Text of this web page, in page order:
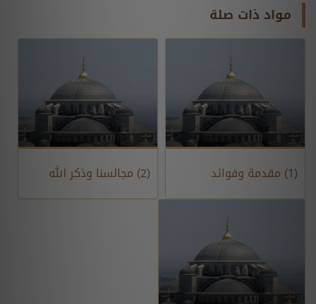
مواد ذات صلة
(1) مقدمة وفوائد (2) مجالسنا وذكر الله